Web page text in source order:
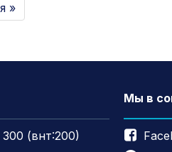
»
(внт:200)
Мы в